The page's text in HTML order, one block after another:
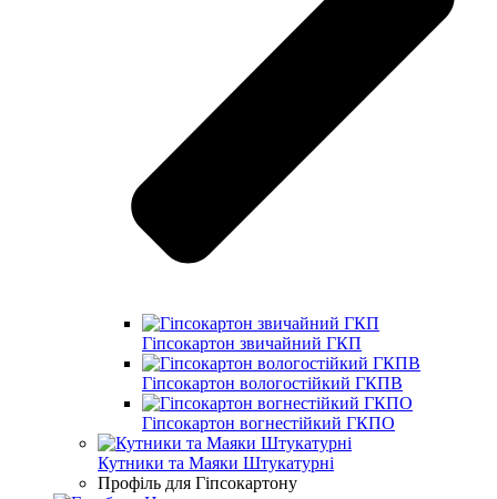
Гіпсокартон звичайний ГКП
Гіпсокартон вологостійкий ГКПВ
Гіпсокартон вогнестійкий ГКПО
Кутники та Маяки Штукатурні
Профіль для Гіпсокартону